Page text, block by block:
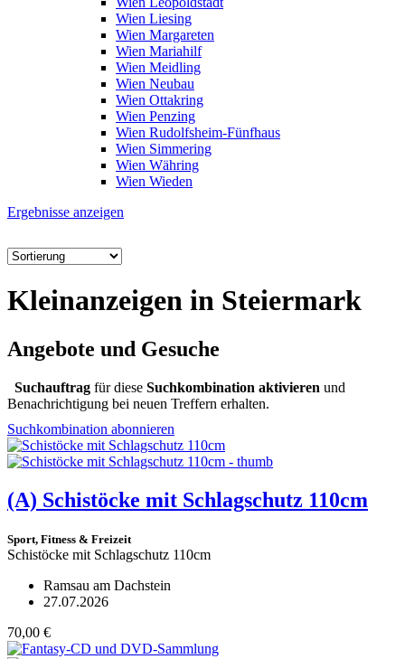
Wien Liesing
Wien Margareten
Wien Mariahilf
Wien Meidling
Wien Neubau
Wien Ottakring
Wien Penzing
Wien Rudolfsheim-Fünfhaus
Wien Simmering
Wien Währing
Wien Wieden
Ergebnisse anzeigen
Kleinanzeigen in Steiermark
Angebote und Gesuche
Suchauftrag für diese Suchkombination aktivieren und
Benachrichtigung bei neuen Treffern erhalten.
Suchkombination abonnieren
(A) Schistöcke mit Schlagschutz 110cm
Sport, Fitness & Freizeit
Schistöcke mit Schlagschutz 110cm
Ramsau am Dachstein
27.07.2026
70,00 €